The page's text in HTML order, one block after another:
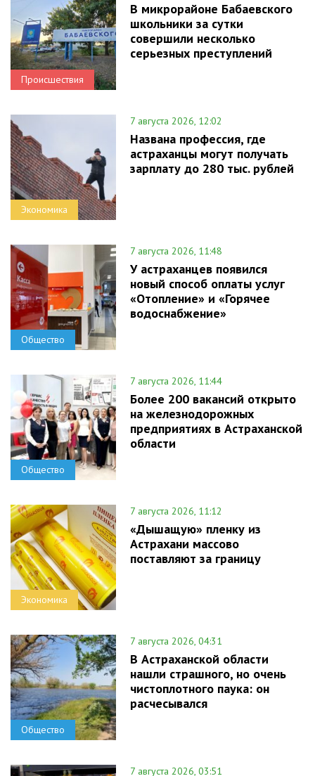
Происшествия
В микрорайоне Бабаевского
школьники за сутки
совершили несколько
серьезных преступлений
Экономика
7 августа 2026, 12:02
Названа профессия, где
астраханцы могут получать
зарплату до 280 тыс. рублей
Общество
7 августа 2026, 11:48
У астраханцев появился
новый способ оплаты услуг
«Отопление» и «Горячее
водоснабжение»
Общество
7 августа 2026, 11:44
Более 200 вакансий открыто
на железнодорожных
предприятиях в Астраханской
области
Экономика
7 августа 2026, 11:12
«Дышащую» пленку из
Астрахани массово
поставляют за границу
Общество
7 августа 2026, 04:31
В Астраханской области
нашли страшного, но очень
чистоплотного паука: он
расчесывался
7 августа 2026, 03:51